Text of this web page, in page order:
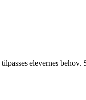
elevernes